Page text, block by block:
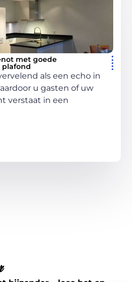
met goede
plafond
als een echo in
u gasten of uw
verstaat in een